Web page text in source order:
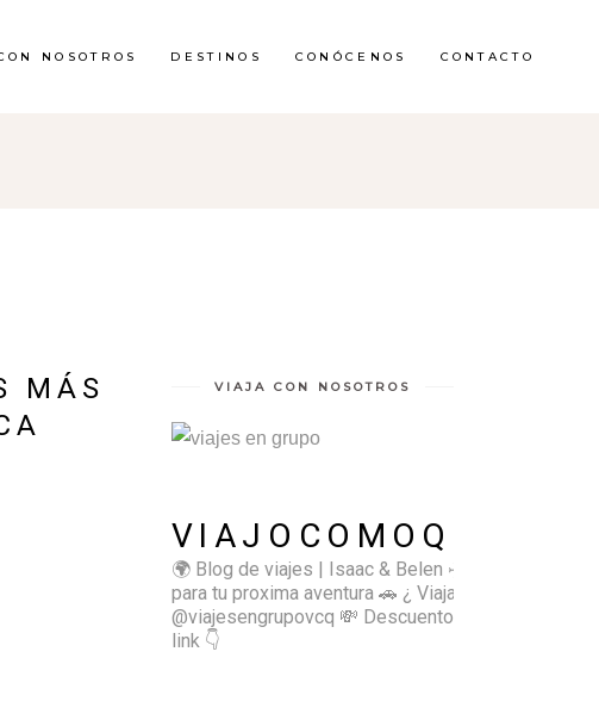
NOSOTROS DESTINOS CONÓCENOS CONTACTO
MÁS
VIAJA CON NOSOTROS
VIAJOCOMOQUIERO
🌍 Blog de viajes | Isaac & Belen ✈️ Inspírate
para tu proxima aventura 🚗 ¿ Viajas sol@? 👉🏻
@viajesengrupovcq 💸 Descuentos y tips en el
link 👇